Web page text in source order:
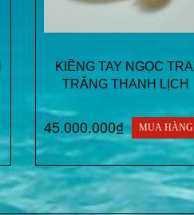
KIỀNG TAY NGỌC TRAI
TRẮNG THANH LỊCH
45.000.000₫ MUA HÀNG